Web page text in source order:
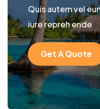
Quis autem vel
iure repreh ende
Get A Quote